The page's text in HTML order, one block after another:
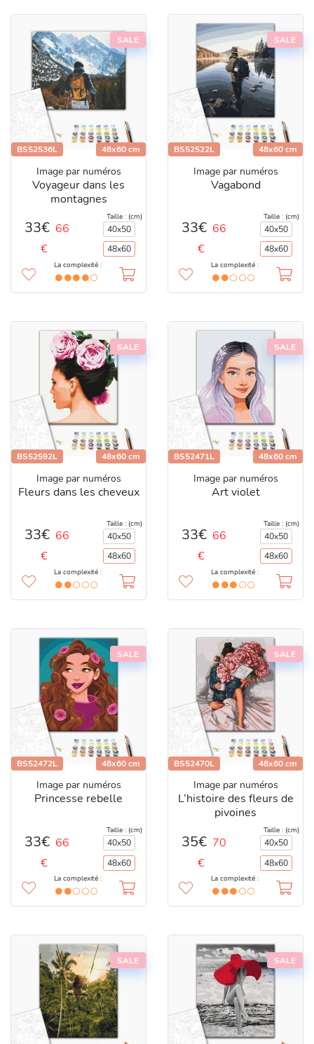
SALE
BS52536L 48x60 cm
Image par numéros
Voyageur dans les
montagnes
33€ 66
€
Taille : (cm)
40x50
48x60
La complexité :
SALE
BS52522L 48x60 cm
Image par numéros
Vagabond
33€ 66
€
Taille : (cm)
40x50
48x60
La complexité :
SALE
BS52592L 48x60 cm
Image par numéros
Fleurs dans les cheveux
33€ 66
€
Taille : (cm)
40x50
48x60
La complexité :
SALE
BS52471L 48x60 cm
Image par numéros
Art violet
33€ 66
€
Taille : (cm)
40x50
48x60
La complexité :
SALE
BS52472L 48x60 cm
Image par numéros
Princesse rebelle
33€ 66
€
Taille : (cm)
40x50
48x60
La complexité :
SALE
BS52470L 48x60 cm
Image par numéros
L’histoire des fleurs de
pivoines
35€ 70
€
Taille : (cm)
40x50
48x60
La complexité :
SALE SALE